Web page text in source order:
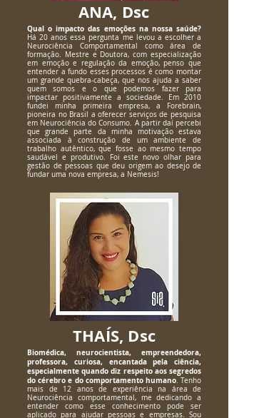
ANA, Dsc
Qual o impacto das emoções na nossa saúde?
Há 20 anos essa pergunta me levou a escolher a
Neurociência Comportamental como área de
formação. Mestre e Doutora, com especialização
em emoção e regulação da emoção, penso que
entender a fundo esses processos é como montar
um grande quebra-cabeça, que nos ajuda a saber
quem somos e o que podemos fazer para
impactar positivamente a sociedade. Em 2010
fundei minha primeira empresa, a Forebrain,
pioneira no Brasil a oferecer serviços de pesquisa
em Neurociência do Consumo. A partir daí percebi
que grande parte da minha motivação estava
associada à construção de um ambiente de
trabalho autêntico, que fosse ao mesmo tempo
saudável e produtivo. Foi este novo olhar para
gestão de pessoas que deu origem ao desejo de
fundar uma nova empresa, a Nemesis!
THAÍS, Dsc
Biomédica, neurocientista, empreendedora,
professora, curiosa, encantada pela ciência,
especialmente quando diz respeito aos segredos
do cérebro e do comportamento humano. Tenho
mais de 12 anos de experiência na área de
Neurociência comportamental, me dedicando a
entender como esse conhecimento pode ser
aplicado para ajudar pessoas e empresas. Sou